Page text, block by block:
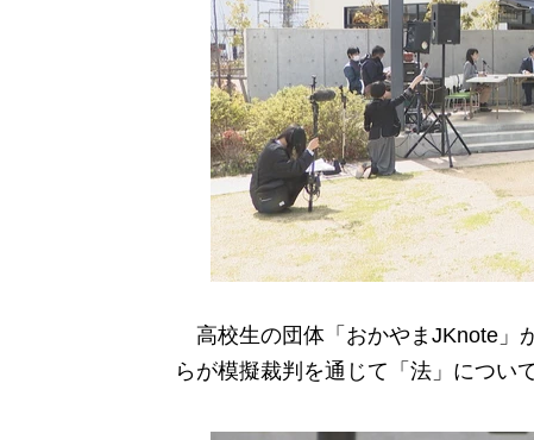
高校生の団体「おかやまJKnote」
らが模擬裁判を通じて「法」につい